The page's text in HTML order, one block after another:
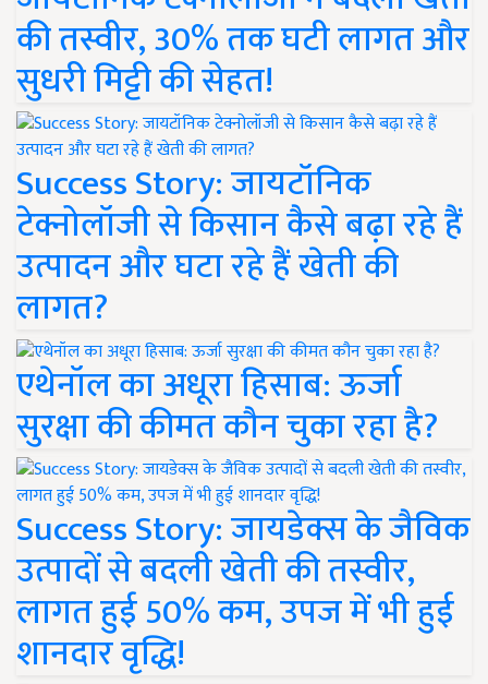
की तस्वीर, 30% तक घटी लागत और
सुधरी मिट्टी की सेहत!
Success Story: जायटॉनिक
टेक्नोलॉजी से किसान कैसे बढ़ा रहे हैं
उत्पादन और घटा रहे हैं खेती की
लागत?
एथेनॉल का अधूरा हिसाब: ऊर्जा
सुरक्षा की कीमत कौन चुका रहा है?
Success Story: जायडेक्स के जैविक
उत्पादों से बदली खेती की तस्वीर,
लागत हुई 50% कम, उपज में भी हुई
शानदार वृद्धि!